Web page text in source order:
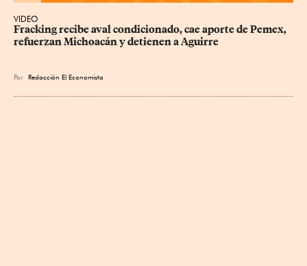
VIDEO
Fracking recibe aval condicionado, cae aporte de Pemex,
refuerzan Michoacán y detienen a Aguirre
Por Redacción El Economista